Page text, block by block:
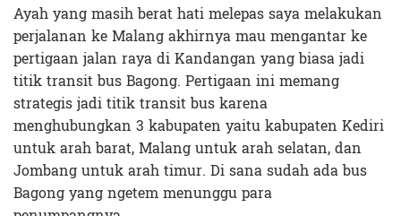
Ayah yang masih berat hati melepas saya melakukan
perjalanan ke Malang akhirnya mau mengantar ke
pertigaan jalan raya di Kandangan yang biasa jadi
titik transit bus Bagong. Pertigaan ini memang
strategis jadi titik transit bus karena
menghubungkan 3 kabupaten yaitu kabupaten Kediri
untuk arah barat, Malang untuk arah selatan, dan
Jombang untuk arah timur. Di sana sudah ada bus
Bagong yang ngetem menunggu para